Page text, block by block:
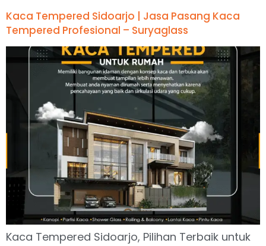
Kaca Tempered Sidoarjo | Jasa Pasang Kaca
Tempered Profesional – Suryaglass
Kaca Tempered Sidoarjo, Pilihan Terbaik untuk